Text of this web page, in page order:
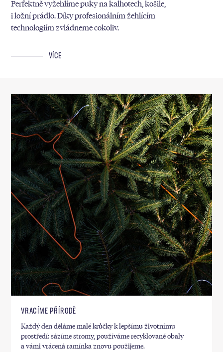
Perfektně vyžehlíme puky na kalhotech, košile,
i ložní prádlo. Díky profesionálním žehlícím
technologiím zvládneme cokoliv.
VÍCE
VRACÍME PŘÍRODĚ
Každý den děláme malé krůčky k lepšímu životnímu
prostředí: sázíme stromy, používáme recyklované obaly
a vámi vrácená ramínka znovu použijeme.